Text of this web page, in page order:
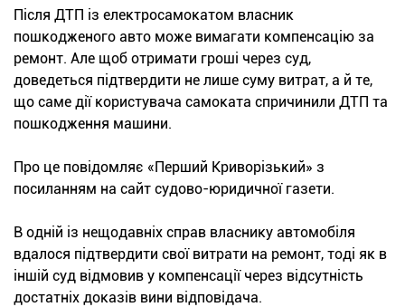
Після ДТП із електросамокатом власник
пошкодженого авто може вимагати компенсацію за
ремонт. Але щоб отримати гроші через суд,
доведеться підтвердити не лише суму витрат, а й те,
що саме дії користувача самоката спричинили ДТП та
пошкодження машини.
Про це повідомляє «Перший Криворізький» з
посиланням на сайт судово-юридичної газети.
В одній із нещодавніх справ власнику автомобіля
вдалося підтвердити свої витрати на ремонт, тоді як в
іншій суд відмовив у компенсації через відсутність
достатніх доказів вини відповідача.